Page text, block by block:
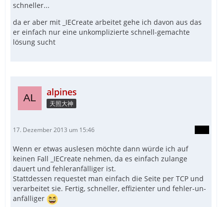
schneller...
da er aber mit _IECreate arbeitet gehe ich davon aus das
er einfach nur eine unkomplizierte schnell-gemachte
lösung sucht
alpines
天照大神
17. Dezember 2013 um 15:46
Wenn er etwas auslesen möchte dann würde ich auf
keinen Fall _IECreate nehmen, da es einfach zulange
dauert und fehleranfälliger ist.
Stattdessen requestet man einfach die Seite per TCP und
verarbeitet sie. Fertig, schneller, effizienter und fehler-un-
anfälliger